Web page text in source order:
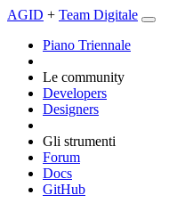
AGID + Team Digitale
Piano Triennale
Le community
Developers
Designers
Gli strumenti
Forum
Docs
GitHub